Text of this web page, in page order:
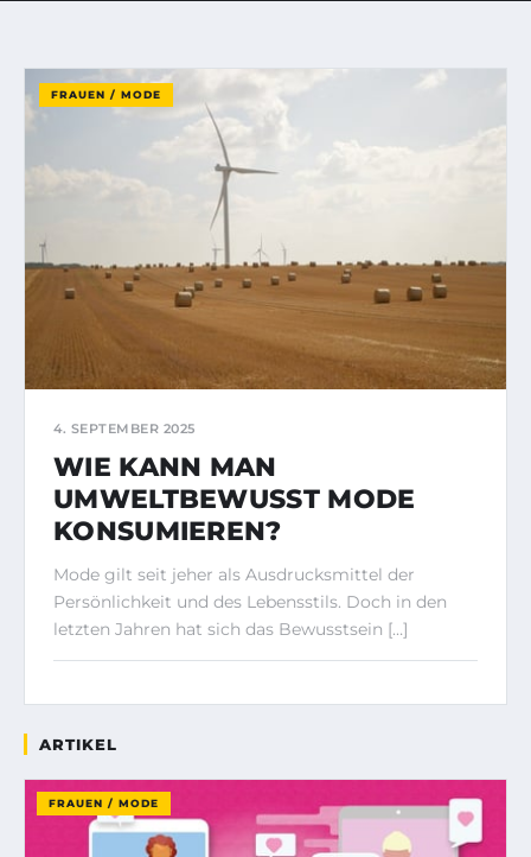
FRAUEN / MODE
4. SEPTEMBER 2025
WIE KANN MAN
UMWELTBEWUSST MODE
KONSUMIEREN?
Mode gilt seit jeher als Ausdrucksmittel der
Persönlichkeit und des Lebensstils. Doch in den
letzten Jahren hat sich das Bewusstsein […]
ARTIKEL
FRAUEN / MODE